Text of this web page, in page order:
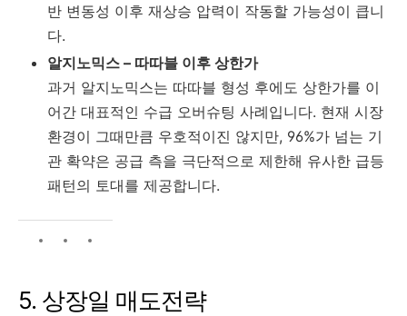
반 변동성 이후 재상승 압력이 작동할 가능성이 큽니
다.
알지노믹스 – 따따블 이후 상한가
과거 알지노믹스는 따따블 형성 후에도 상한가를 이
어간 대표적인 수급 오버슈팅 사례입니다. 현재 시장
환경이 그때만큼 우호적이진 않지만, 96%가 넘는 기
관 확약은 공급 측을 극단적으로 제한해 유사한 급등
패턴의 토대를 제공합니다.
5. 상장일 매도전략